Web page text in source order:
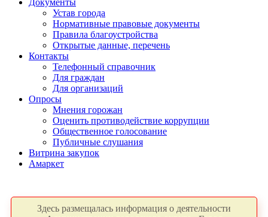
Документы
Устав города
Нормативные правовые документы
Правила благоустройства
Открытые данные, перечень
Контакты
Телефонный справочник
Для граждан
Для организаций
Опросы
Мнения горожан
Оценить противодействие коррупции
Общественное голосование
Публичные слушания
Витрина закупок
Амаркет
Здесь размещалась информация о деятельности